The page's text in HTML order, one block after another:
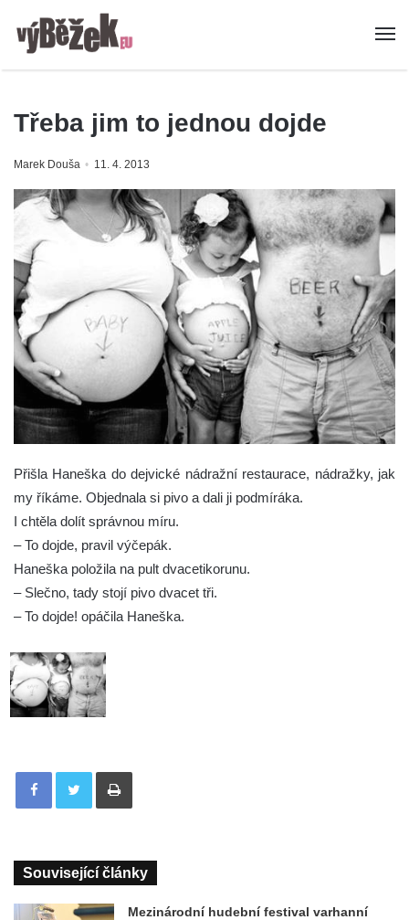
Třeba jim to jednou dojde
Marek Douša 11. 4. 2013
Přišla Haneška do dejvické nádražní restaurace, nádražky, jak
my říkáme. Objednala si pivo a dali ji podmíráka.
I chtěla dolít správnou míru.
– To dojde, pravil výčepák.
Haneška položila na pult dvacetikorunu.
– Slečno, tady stojí pivo dvacet tři.
– To dojde! opáčila Haneška.
Tisknout
Související články
Mezinárodní hudební festival varhanní